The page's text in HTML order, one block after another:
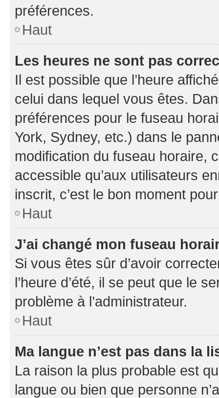
préférences.
Haut
Les heures ne sont pas
Il est possible que l’heure
celui dans lequel vous êtes.
préférences pour le fuseau
York, Sydney, etc.) dans le
modification du fuseau horaire,
accessible qu’aux utilisateurs
inscrit, c’est le bon moment
Haut
J’ai changé mon fuseau
Si vous êtes sûr d’avoir
l’heure d’été, il se peut que le
problème à l’administrateur.
Haut
Ma langue n’est pas dans la
La raison la plus probable est
langue ou bien que personne